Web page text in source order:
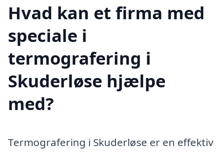
Hvad kan et firma med
speciale i
termografering i
Skuderløse hjælpe
med?
Termografering i Skuderløse er en effektiv